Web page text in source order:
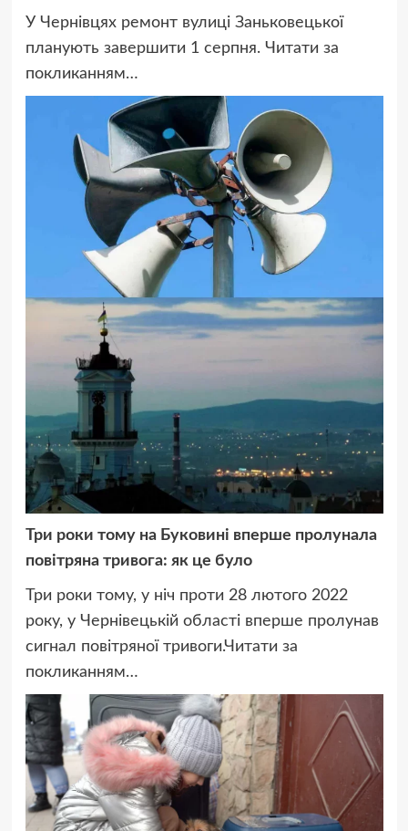
У Чернівцях ремонт вулиці Заньковецької
планують завершити 1 серпня. Читати за
покликанням…
Три роки тому на Буковині вперше пролунала
повітряна тривога: як це було
Три роки тому, у ніч проти 28 лютого 2022
року, у Чернівецькій області вперше пролунав
сигнал повітряної тривоги.Читати за
покликанням…